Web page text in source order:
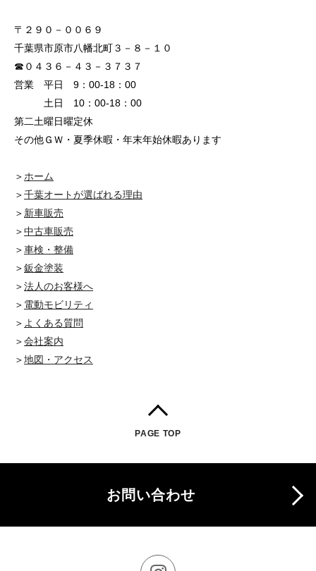
〒２９０－００６９
千葉県市原市八幡北町３－８－１０
☎０４３６－４３－３７３７
営業 平日 9：00-18：00
土日 10：00-18：00
第二土曜日曜定休
その他ＧＷ・夏季休暇・年末年始休暇あります
＞ ホーム
＞千葉オートが選ばれる理由
＞ 新車販売
＞中古車販売
＞車検・整備
＞鈑金塗装
＞法人のお客様へ
＞ 電動モビリティ
＞ よくある質問
＞会社案内
＞地図・アクセス
PAGE TOP
お問い合わせ